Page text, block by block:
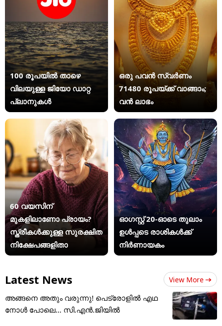
100 രൂപയിൽ താഴെ
വിലയുള്ള ജിയോ ഡാറ്റ
പ്ലാനുകൾ
ഒരു പവൻ സ്വർണം
71480 രൂപയ്ക്ക് വാങ്ങാം;
വൻ ലാഭം
60 വയസിന്
മുകളിലാണോ പ്രായം?
സ്ത്രീകള്‍ക്കുള്ള സുരക്ഷിത
നിക്ഷേപങ്ങളിതാ
ഓഗസ്റ്റ് 20-ഓടെ തുലാം
ഉൾപ്പടെ രാശികൾക്ക്
നിർണായകം
Latest News View More
അങ്ങനെ അതും വരുന്നു! പെട്രോളിൽ എഥ
നോൾ പോലെ... സി.എൻ.ജിയിൽ